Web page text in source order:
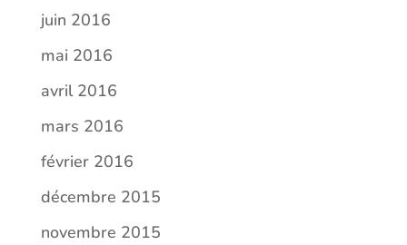
juin 2016
mai 2016
avril 2016
mars 2016
février 2016
décembre 2015
novembre 2015